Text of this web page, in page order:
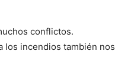
conflictos.
los incendios también nos